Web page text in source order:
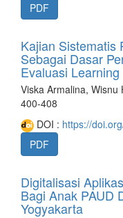
PDF
Kajian Sistematis
Sebagai Dasar
Evaluasi
Viska Armalina,
400-408
DOI : https://
PDF
Digitalisasi
Bagi Anak PAUD
Yogyakarta